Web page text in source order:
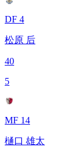
DF 4
松原 后
40
5
MF 14
樋口 雄太